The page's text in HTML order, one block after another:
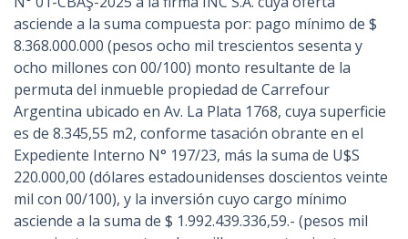
asciende a la suma compuesta por: pago mínimo de $
8.368.000.000 (pesos ocho mil trescientos sesenta y
ocho millones con 00/100) monto resultante de la
permuta del inmueble propiedad de Carrefour
Argentina ubicado en Av. La Plata 1768, cuya superficie
es de 8.345,55 m2, conforme tasación obrante en el
Expediente Interno N° 197/23, más la suma de U$S
220.000,00 (dólares estadounidenses doscientos veinte
mil con 00/100), у la inversión cuyo cargo mínimo
asciende a la suma de $ 1.992.439.336,59.- (pesos mil